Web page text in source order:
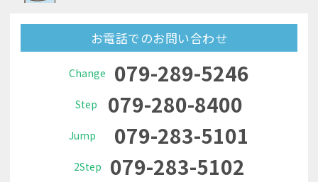
お電話でのお問い合わせ
Change 079-289-5246
Step 079-280-8400
Jump 079-283-5101
2Step 079-283-5102